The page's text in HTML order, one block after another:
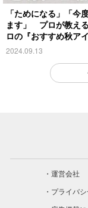
「ためになる」「今
ます」 プロが教え
ロの『おすすめ秋ア
こちら
2024.09.13
運営会社
プライバ